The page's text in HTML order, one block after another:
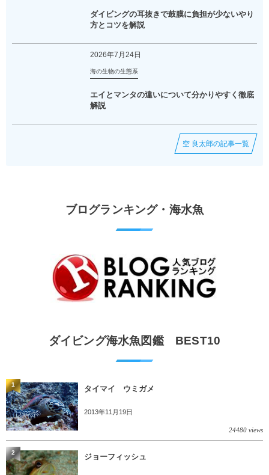
ダイビングの耳抜きで鼓膜に負担が少ないやり
方とコツを解説
2026年7月24日
海の生物の生態系
エイとマンタの違いについて分かりやすく徹底
解説
空 良太郎の記事一覧
ブログランキング・海水魚
ダイビング海水魚図鑑 BEST10
タイマイ ウミガメ
2013年11月19日
24480 views
1
ジョーフィッシュ
2